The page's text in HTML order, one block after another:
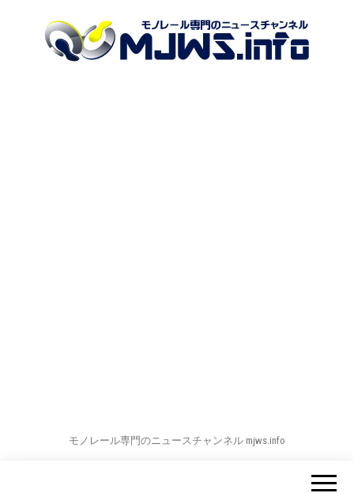
モノレール専門のニュースチャンネル mjws.info